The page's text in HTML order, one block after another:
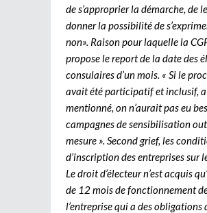
de s’approprier la démarche, de
donner la possibilité de
non». Raison pour laquelle la
propose le report de la date des
consulaires d’un mois. « Si le
avait été participatif et inclusif,
mentionné, on n’aurait pas eu
campagnes de sensibilisation
mesure ». Second grief, les
d’inscription des entreprises sur
Le droit d’électeur n’est acquis
de 12 mois de fonctionnement
l’entreprise qui a des obligations